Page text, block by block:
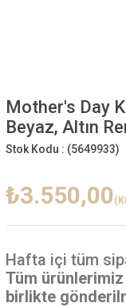
Mother's Day
Beyaz, Altın
Stok Kodu : (5649933)
₺3.550,00
Hafta içi tüm
Tüm
birlikte